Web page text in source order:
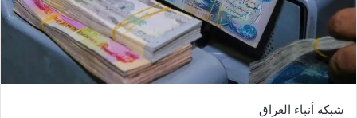
شبكة أنباء العراق